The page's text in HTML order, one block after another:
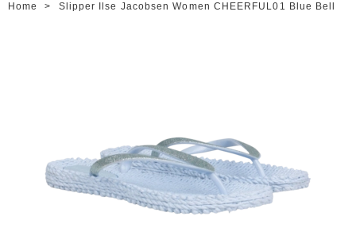
Home > Slipper Ilse Jacobsen Women CHEERFUL01 Blue Bell